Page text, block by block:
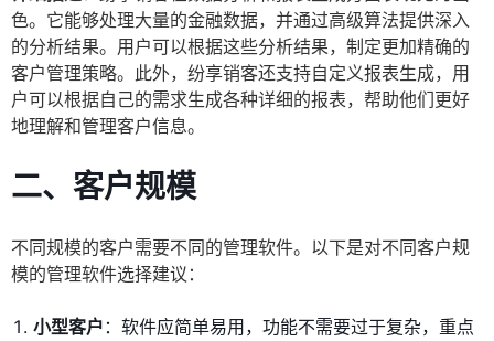
色。它能够处理大量的金融数据，并通过高级算法提供深入
的分析结果。用户可以根据这些分析结果，制定更加精确的
客户管理策略。此外，纷享销客还支持自定义报表生成，用
户可以根据自己的需求生成各种详细的报表，帮助他们更好
地理解和管理客户信息。
二、客户规模
不同规模的客户需要不同的管理软件。以下是对不同客户规
模的管理软件选择建议：
小型客户 ：软件应简单易用，功能不需要过于复杂，重点